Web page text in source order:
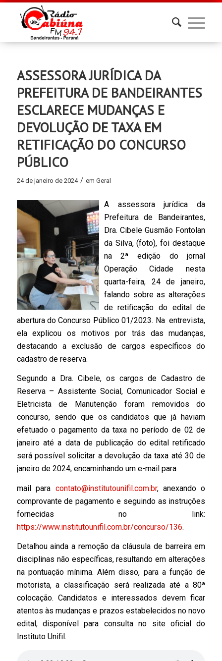
ASSESSORA JURÍDICA DA
PREFEITURA DE BANDEIRANTES
ESCLARECE MUDANÇAS E
DEVOLUÇÃO DE TAXA EM
RETIFICAÇÃO DO CONCURSO
PÚBLICO
24 de janeiro de 2024 / em Geral
A assessora jurídica da
Prefeitura de Bandeirantes,
Dra. Cibele Gusmão Fontolan
da Silva, (foto), foi destaque
na 2ª edição do jornal
Operação Cidade nesta
quarta-feira, 24 de janeiro,
falando sobre as alterações
de retificação do edital de
abertura do Concurso Público 01/2023. Na entrevista,
ela explicou os motivos por trás das mudanças,
destacando a exclusão de cargos específicos do
cadastro de reserva.
Segundo a Dra. Cibele, os cargos de Cadastro de
Reserva – Assistente Social, Comunicador Social e
Eletricista de Manutenção foram removidos do
concurso, sendo que os candidatos que já haviam
efetuado o pagamento da taxa no período de 02 de
janeiro até a data de publicação do edital retificado
será possível solicitar a devolução da taxa até 30 de
janeiro de 2024, encaminhando um e-mail para
mail para contato@institutounifil.com.br, anexando o
comprovante de pagamento e seguindo as instruções
fornecidas no link:
https://www.institutounifil.com.br/concurso/136.
Detalhou ainda a remoção da cláusula de barreira em
disciplinas não específicas, resultando em alterações
na pontuação mínima. Além disso, para a função de
motorista, a classificação será realizada até a 80ª
colocação. Candidatos e interessados devem ficar
atentos às mudanças e prazos estabelecidos no novo
edital, disponível para consulta no site oficial do
Instituto Unifil.